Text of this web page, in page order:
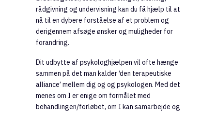
rådgivning og undervisning kan du få hjælp til at
nå til en dybere forståelse af et problem og
derigennem afsøge ønsker og muligheder for
forandring.
Dit udbytte af psykologhjælpen vil ofte hænge
sammen på det man kalder ‘den terapeutiske
alliance’ mellem dig og og psykologen. Med det
menes om I er enige om formålet med
behandlingen/forløbet, om I kan samarbejde og